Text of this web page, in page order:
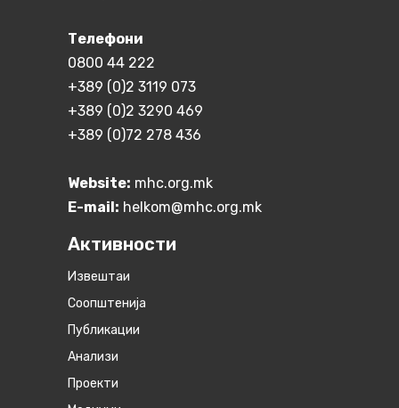
Телефони
0800 44 222
+389 (0)2 3119 073
+389 (0)2 3290 469
+389 (0)72 278 436
Website: mhc.org.mk
E-mail: helkom@mhc.org.mk
Активности
Извештаи
Соопштенија
Публикации
Анализи
Проекти